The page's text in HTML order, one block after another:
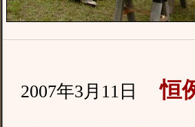
2007年3月11日 恒